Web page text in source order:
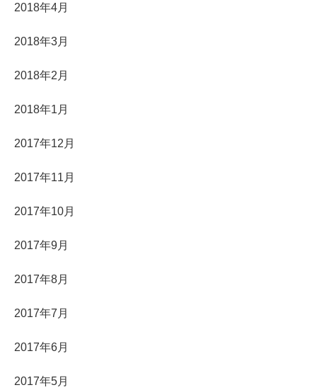
2018年4月
2018年3月
2018年2月
2018年1月
2017年12月
2017年11月
2017年10月
2017年9月
2017年8月
2017年7月
2017年6月
2017年5月